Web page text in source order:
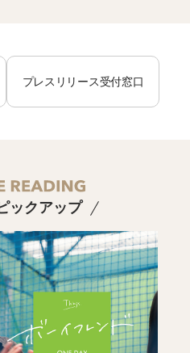
プレスリリース受付窓口
ックアップ